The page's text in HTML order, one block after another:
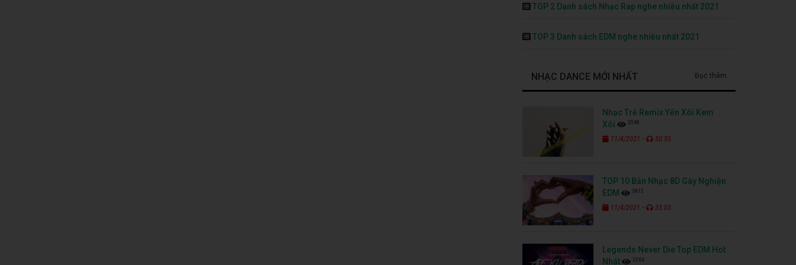
TOP 2 Danh sách Nhạc Rap nghe nhiều nhất 2021
TOP 3 Danh sách EDM nghe nhiều nhất 2021
NHẠC DANCE MỚI NHẤT Đọc thêm
Nhạc Trẻ Remix Yến Xôi Kem
Xôi
3568
11/4/2021 - 50:55
TOP 10 Bản Nhạc 8D Gây Nghiện
EDM
3815
11/4/2021 - 33:03
Legends Never Die Top EDM Hot
Nhất
3264